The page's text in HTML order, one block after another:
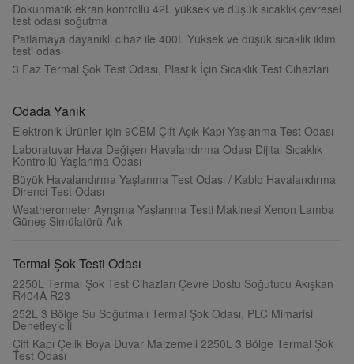
Dokunmatik ekran kontrollü 42L yüksek ve düşük sıcaklık çevresel
test odası soğutma
Patlamaya dayanıklı cihaz ile 400L Yüksek ve düşük sıcaklık iklim
testi odası
3 Faz Termal Şok Test Odası, Plastik İçin Sıcaklık Test Cihazları
Odada Yanık
Elektronik Ürünler için 9CBM Çift Açık Kapı Yaşlanma Test Odası
Laboratuvar Hava Değişen Havalandırma Odası Dijital Sıcaklık
Kontrollü Yaşlanma Odası
Büyük Havalandırma Yaşlanma Test Odası / Kablo Havalandırma
Direnci Test Odası
Weatherometer Ayrışma Yaşlanma Testi Makinesi Xenon Lamba
Güneş Simülatörü Ark
Termal Şok Testi Odası
2250L Termal Şok Test Cihazları Çevre Dostu Soğutucu Akışkan
R404A R23
252L 3 Bölge Su Soğutmalı Termal Şok Odası, PLC Mimarisi
Denetleyicili
Çift Kapı Çelik Boya Duvar Malzemeli 2250L 3 Bölge Termal Şok
Test Odası